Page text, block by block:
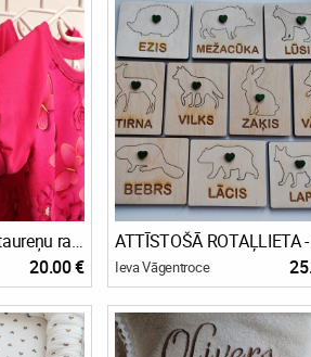
Trikotāžas kleita ar taureņu rakstu
20.00 € Ieva Vāgentroce